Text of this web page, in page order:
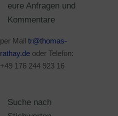
eure Anfragen und
Kommentare
per Mail tr@thomas-
rathay.de oder Telefon:
+49 176 244 923 16
Suche nach